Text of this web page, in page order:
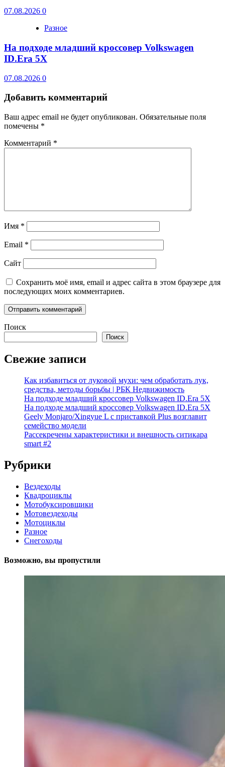
07.08.2026 0
Разное
На подходе младший кроссовер Volkswagen
ID.Era 5X
07.08.2026 0
Добавить комментарий
Ваш адрес email не будет опубликован. Обязательные поля
помечены *
Комментарий *
Имя *
Email *
Сайт
Сохранить моё имя, email и адрес сайта в этом браузере для
последующих моих комментариев.
Поиск
Поиск
Свежие записи
Как избавиться от луковой мухи: чем обработать лук,
средства, методы борьбы | РБК Недвижимость
На подходе младший кроссовер Volkswagen ID.Era 5X
На подходе младший кроссовер Volkswagen ID.Era 5X
Geely Monjaro/Xingyue L с приставкой Plus возглавит
семейство модели
Рассекречены характеристики и внешность ситикара
smart #2
Рубрики
Вездеходы
Квадроциклы
Мотобуксировщики
Мотовездеходы
Мотоциклы
Разное
Снегоходы
Возможно, вы пропустили